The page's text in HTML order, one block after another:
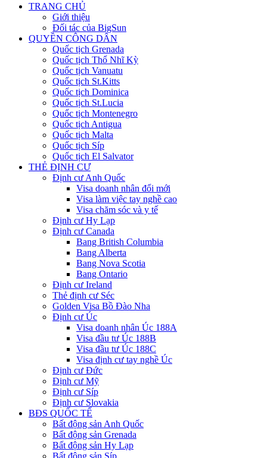
TRANG CHỦ
Giới thiệu
Đối tác của BigSun
QUYỀN CÔNG DÂN
Quốc tịch Grenada
Quốc tịch Thổ Nhĩ Kỳ
Quốc tịch Vanuatu
Quốc tịch St.Kitts
Quốc tịch Dominica
Quốc tịch St.Lucia
Quốc tịch Montenegro
Quốc tịch Antigua
Quốc tịch Malta
Quốc tịch Síp
Quốc tịch El Salvator
THẺ ĐỊNH CƯ
Định cư Anh Quốc
Visa doanh nhân đổi mới
Visa làm việc tay nghề cao
Visa chăm sóc và y tế
Định cư Hy Lạp
Định cư Canada
Bang British Columbia
Bang Alberta
Bang Nova Scotia
Bang Ontario
Định cư Ireland
Thẻ định cư Séc
Golden Visa Bồ Đào Nha
Định cư Úc
Visa doanh nhân Úc 188A
Visa đầu tư Úc 188B
Visa đầu tư Úc 188C
Visa định cư tay nghề Úc
Định cư Đức
Định cư Mỹ
Định cư Síp
Định cư Slovakia
BĐS QUỐC TẾ
Bất động sản Anh Quốc
Bất động sản Grenada
Bất động sản Hy Lạp
Bất động sản Síp